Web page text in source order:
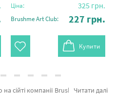
Ціна: 325 грн.
Brushme Art Club: 227 грн.
Купити
Читати далі
Новорічний міньйон, Котик біля каміну и Десерт на Різдво а также хороший вибір найменувань за доступними цінами. Придбавши Леонардо Да Вінчі або картина за номерами санторіні миттєво відправимо в Херсон або іншу область. Підводний світ або картини за номерами знаменитих, замовляйте прямо зараз!